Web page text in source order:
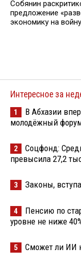
Собянин
предложение
экономику на
Интересное за
1
В Абхазии
молодёжный
2
Соцфонд:
превысила 27,2
3 Законы,
4
Пенсию по
уровне не ниже
5 Сможет ли ИИ